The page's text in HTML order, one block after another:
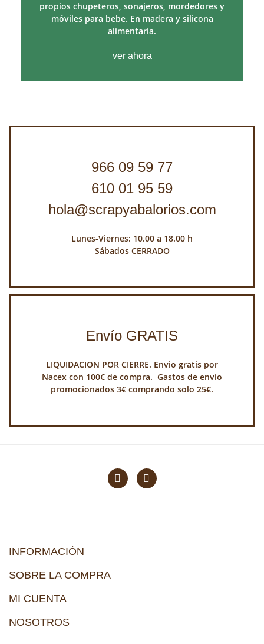
propios chupeteros, sonajeros, mordedores y
móviles para bebe. En madera y silicona
alimentaria.
ver ahora
966 09 59 77
610 01 95 59
hola@scrapyabalorios.com
Lunes-Viernes: 10.00 a 18.00 h
Sábados CERRADO
Envío GRATIS
LIQUIDACION POR CIERRE. Envio gratis por
Nacex con 100€ de compra. Gastos de envio
promocionados 3€ comprando solo 25€.
INFORMACIÓN
SOBRE LA COMPRA
MI CUENTA
NOSOTROS